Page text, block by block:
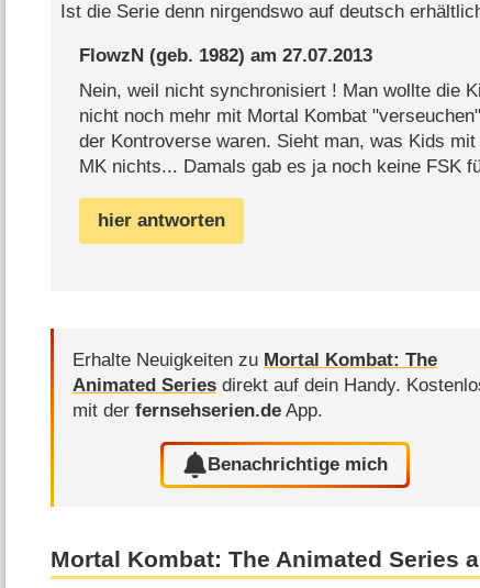
Ist die Serie denn nirgendswo auf deutsch
FlowzN(geb. 1982) am 27.07.2013
Nein, weil nicht synchronisiert ! Man wollte die
nicht noch mehr mit Mortal Kombat
der Kontroverse waren. Sieht man, was Kids
MK nichts... Damals gab es ja noch keine FSK
hier antworten
Erhalte Neuigkeiten zu Mortal Kombat: The
Animated Series direkt auf dein Handy.
mit derfernsehserien.de App.
Benachrichtige mich
Mortal Kombat: The Animated Series